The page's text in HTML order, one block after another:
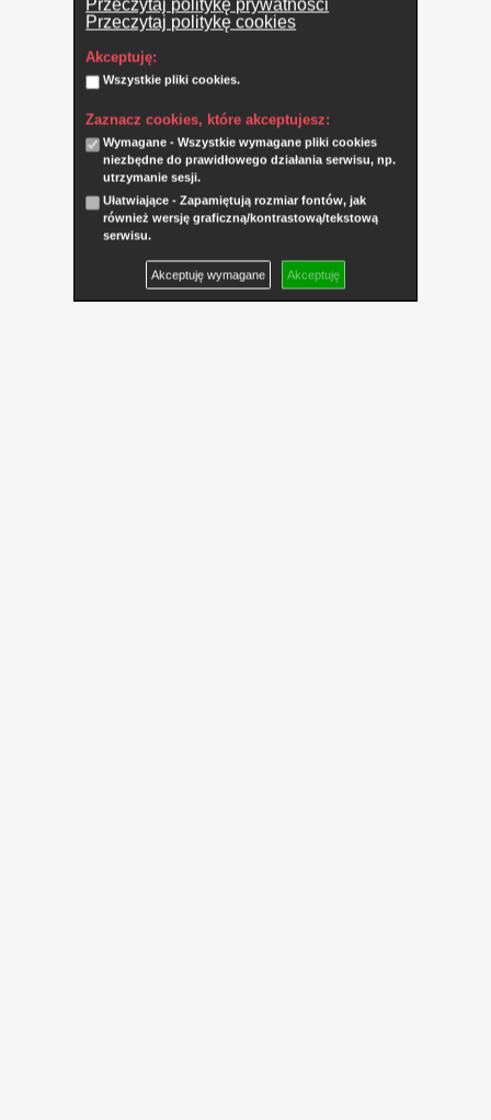
Przeczytaj politykę prywatności
Przeczytaj politykę cookies
Akceptuję:
Wszystkie pliki cookies.
Zaznacz cookies, które akceptujesz:
Wymagane - Wszystkie wymagane pliki cookies
niezbędne do prawidłowego działania serwisu, np.
utrzymanie sesji.
Ułatwiające - Zapamiętują rozmiar fontów, jak
również wersję graficzną/kontrastową/tekstową
serwisu.
Akceptuję wymagane Akceptuję